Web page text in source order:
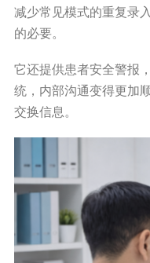
减少常见模式的重复录
的必要。
它还提供患者安全警报
统，内部沟通变得更加
交换信息。